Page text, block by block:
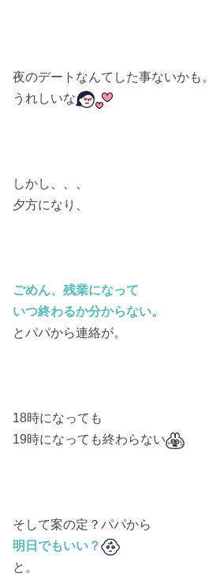
夜のデートなんてした事ないかも。
うれしいな
しかし、、、
夕方になり、
ごめん、残業になって
いつ終わるか分からない。
とパパから連絡が。
18時になっても
19時になっても終わらない
そして案の定？パパから
明日でもいい？
と。